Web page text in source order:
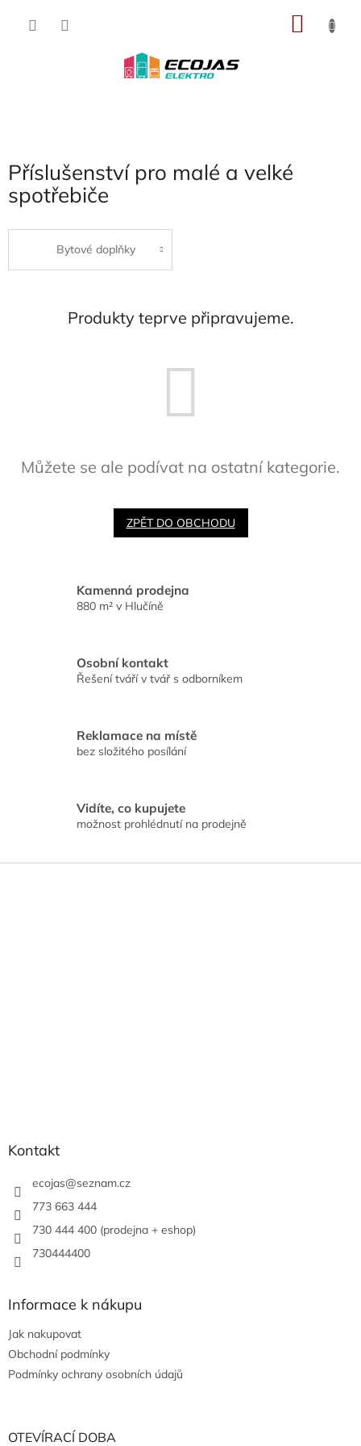
Příslušenství pro malé a velké
spotřebiče
Bytové doplňky
Produkty teprve připravujeme.
Můžete se ale podívat na ostatní kategorie.
ZPĚT DO OBCHODU
Kamenná prodejna
880 m² v Hlučíně
Osobní kontakt
Řešení tváří v tvář s odborníkem
Reklamace na místě
bez složitého posílání
Vidíte, co kupujete
možnost prohlédnutí na prodejně
Z
Kontakt
ecojas@seznam.cz
773 663 444
730 444 400 (prodejna + eshop)
730444400
Informace k nákupu
Jak nakupovat
Obchodní podmínky
Podmínky ochrany osobních údajů
OTEVÍRACÍ DOBA